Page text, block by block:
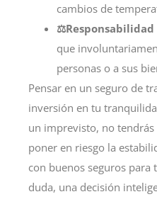
cambios de
que
personas o a sus
Pensar en un seguro de
inversión en tu
un imprevisto, no
poner en riesgo la
con buenos seguros para
duda, una decisión